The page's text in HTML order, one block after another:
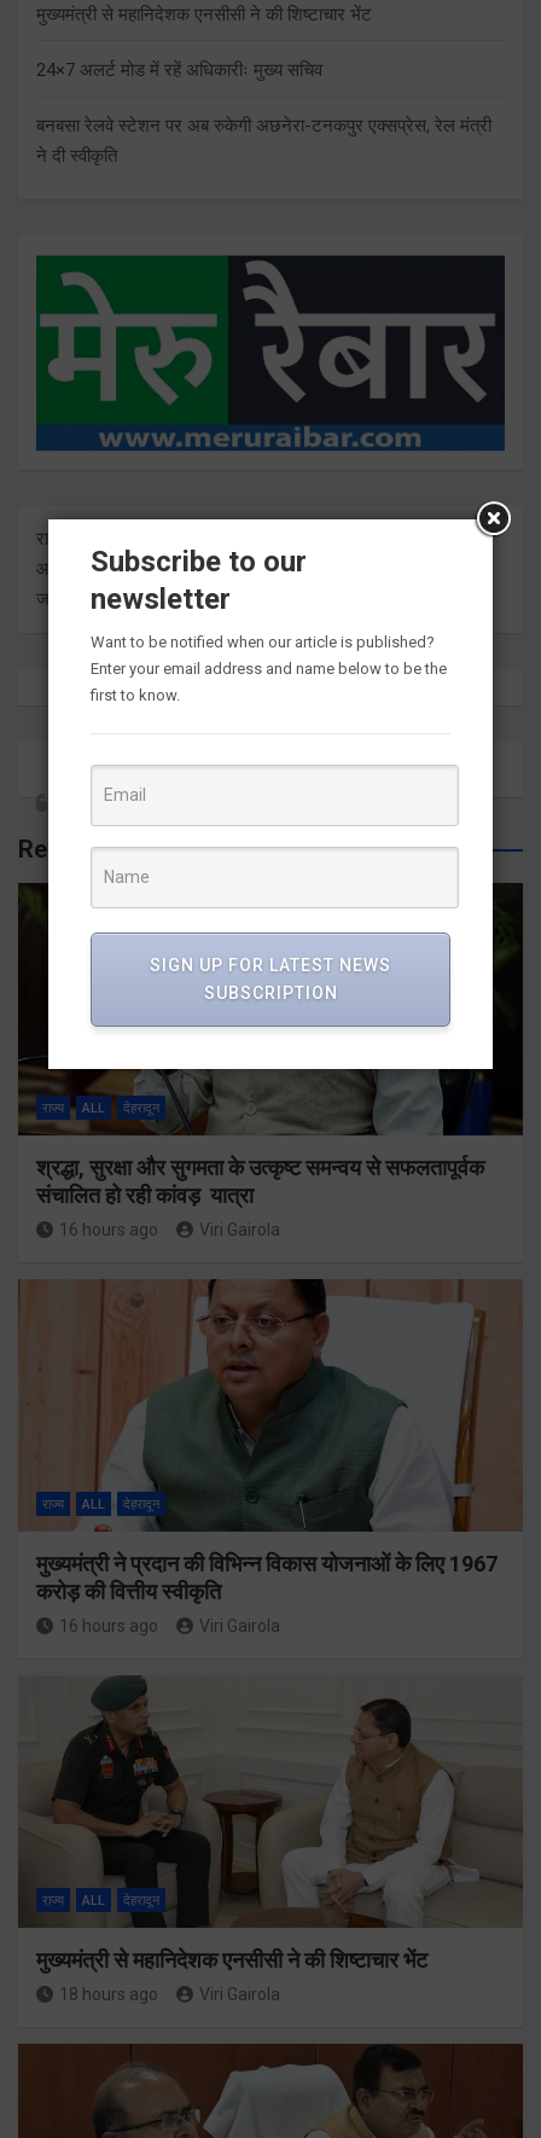
मुख्यमंत्री से महानिदेशक एनसीसी ने की शिष्टाचार भेंट
24×7 अलर्ट मोड में रहें अधिकारीः मुख्य सचिव
बनबसा रेलवे स्टेशन पर अब रुकेगी अछनेरा-टनकपुर एक्सप्रेस, रेल मंत्री
ने दी स्वीकृति
राष्ट्र दुनिया के बारे में प्रत्येक बड़ी ताजा अंतर्दृष्टि को ताज़ा करता है। हम
आपको इसे सीधे मीडिया आउटलेट्स से ज्ञात कराते हुए सबसे हालिया
जानकारी देते हैं।
Related Posts
राज्य ALL देहरादून
श्रद्धा, सुरक्षा और सुगमता के उत्कृष्ट समन्वय से सफलतापूर्वक
संचालित हो रही कांवड़ यात्रा
16 hours ago Viri Gairola
राज्य ALL देहरादून
मुख्यमंत्री ने प्रदान की विभिन्न विकास योजनाओं के लिए 1967
करोड़ की वित्तीय स्वीकृति
16 hours ago Viri Gairola
राज्य ALL देहरादून
मुख्यमंत्री से महानिदेशक एनसीसी ने की शिष्टाचार भेंट
18 hours ago Viri Gairola
Subscribe to our
newsletter
Want to be notified when our article is published?
Enter your email address and name below to be the
first to know.
SIGN UP FOR LATEST NEWS
SUBSCRIPTION